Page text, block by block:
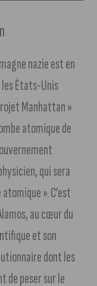
nazie est en
États-Unis
Manhattan »
atomique de
qui sera
». C’est
au cœur du
et son
dont les
de peser sur le